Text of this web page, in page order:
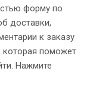
форму по
доставки,
к заказу
которая поможет
Нажмите